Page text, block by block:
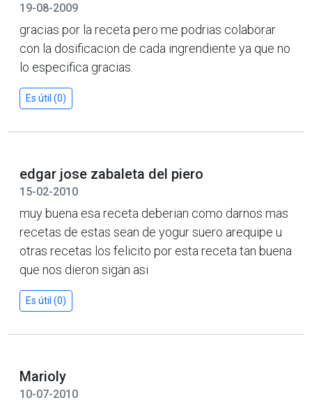
19-08-2009
gracias por la receta pero me podrias colaborar
con la dosificacion de cada ingrendiente ya que no
lo especifica gracias.
Es útil (0)
edgar jose zabaleta del piero
15-02-2010
muy buena esa receta deberian como darnos mas
recetas de estas sean de yogur suero arequipe u
otras recetas los felicito por esta receta tan buena
que nos dieron sigan asi
Es útil (0)
Marioly
10-07-2010